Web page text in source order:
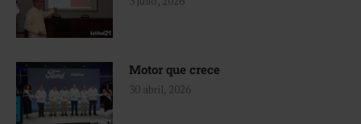
Motor que crece
30 abril, 2026